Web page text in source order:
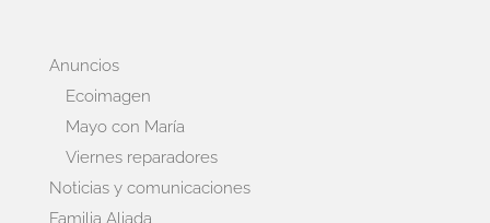
Anuncios
Ecoimagen
Mayo con María
Viernes reparadores
Noticias y comunicaciones
Familia Aliada